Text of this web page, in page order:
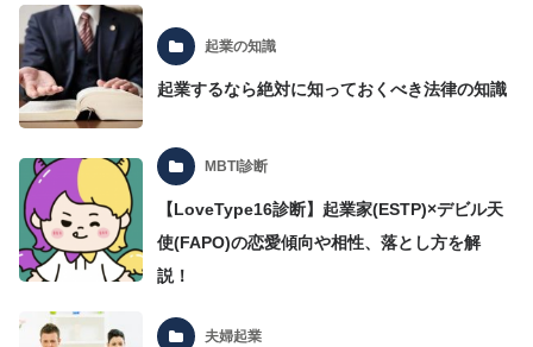
起業の知識
起業するなら絶対に知っておくべき法律の知識
MBTI診断
【LoveType16診断】起業家(ESTP)×デビル天
使(FAPO)の恋愛傾向や相性、落とし方を解
説！
夫婦起業